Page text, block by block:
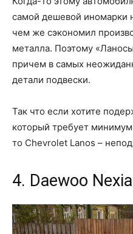
самой дешевой иномарки
чем же сэкономил
металла. Поэтому
причем в самых
детали подвески.
Так что если хотите
который требует
то Chevrolet Lanos –
4. Daewoo Nexia